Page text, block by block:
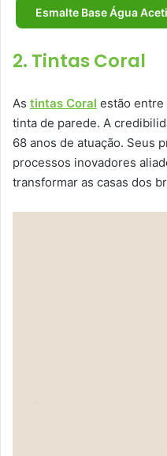
Esmalte Base Água
2. Tintas Coral
As tintas Coral estão entre
tinta de parede. A
68 anos de atuação. Seus
processos inovadores
transformar as casas dos